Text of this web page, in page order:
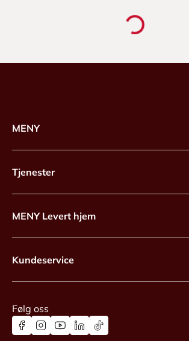
MENY
Tjenester
MENY Levert hjem
Kundeservice
Følg oss